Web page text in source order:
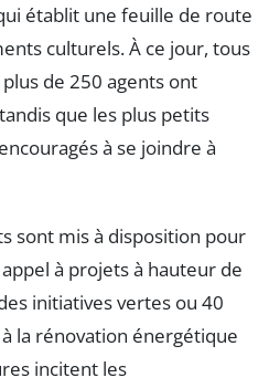
établit une feuille de route
culturels. À ce jour, tous
de 250 agents ont
que les plus petits
à se joindre à
sont mis à disposition pour
à projets à hauteur de
initiatives vertes ou 40
la rénovation énergétique
incitent les